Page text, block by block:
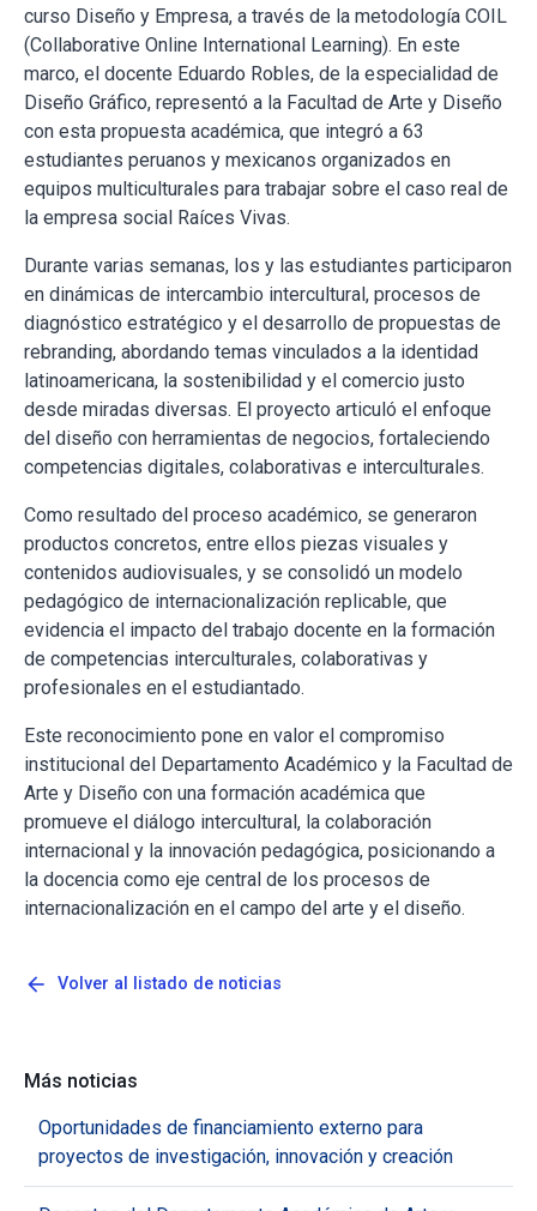
curso Diseño y Empresa, a través de la metodología COIL
(Collaborative Online International Learning). En este
marco, el docente Eduardo Robles, de la especialidad de
Diseño Gráfico, representó a la Facultad de Arte y Diseño
con esta propuesta académica, que integró a 63
estudiantes peruanos y mexicanos organizados en
equipos multiculturales para trabajar sobre el caso real de
la empresa social Raíces Vivas.
Durante varias semanas, los y las estudiantes participaron
en dinámicas de intercambio intercultural, procesos de
diagnóstico estratégico y el desarrollo de propuestas de
rebranding, abordando temas vinculados a la identidad
latinoamericana, la sostenibilidad y el comercio justo
desde miradas diversas. El proyecto articuló el enfoque
del diseño con herramientas de negocios, fortaleciendo
competencias digitales, colaborativas e interculturales.
Como resultado del proceso académico, se generaron
productos concretos, entre ellos piezas visuales y
contenidos audiovisuales, y se consolidó un modelo
pedagógico de internacionalización replicable, que
evidencia el impacto del trabajo docente en la formación
de competencias interculturales, colaborativas y
profesionales en el estudiantado.
Este reconocimiento pone en valor el compromiso
institucional del Departamento Académico y la Facultad de
Arte y Diseño con una formación académica que
promueve el diálogo intercultural, la colaboración
internacional y la innovación pedagógica, posicionando a
la docencia como eje central de los procesos de
internacionalización en el campo del arte y el diseño.
arrow_back Volver al listado de noticias
Más noticias
Oportunidades de financiamiento externo para
proyectos de investigación, innovación y creación